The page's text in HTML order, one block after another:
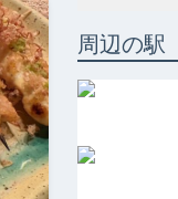
周辺の駅